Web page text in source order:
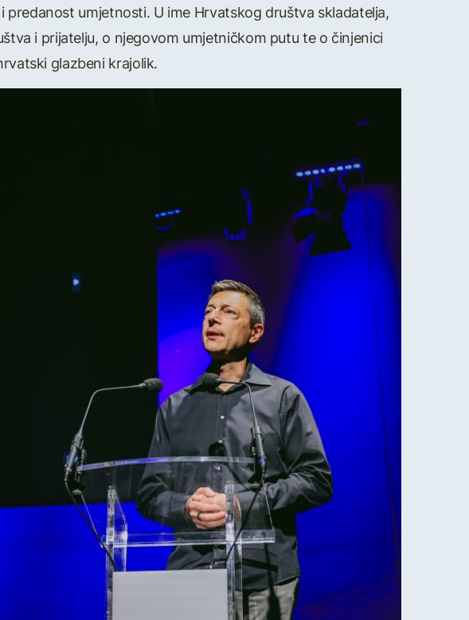
umjetnosti. U ime Hrvatskog društva skladatelja,
i prijatelju, o njegovom umjetničkom putu te o činjenici
glazbeni krajolik.